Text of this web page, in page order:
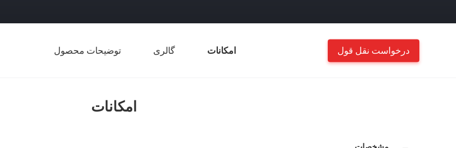
امکانات گالری توضیحات محصول درخواست نقل قول
امکانات